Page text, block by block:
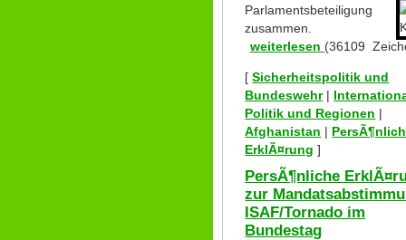
Parlamentsbeteiligung
zusammen.
weiterlesen (36109
[Sicherheitspolitik und
Bundeswehr|
Politik und Regionen |
Afghanistan |
ErklÃ¤rung ]
PersÃ¶nliche
zur
ISAF/Tornado im
Bundestag